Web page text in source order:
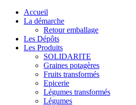
Accueil
La démarche
Retour emballage
Les Dépôts
Les Produits
SOLIDARITE
Graines potagères
Fruits transformés
Epicerie
Légumes transformés
Légumes